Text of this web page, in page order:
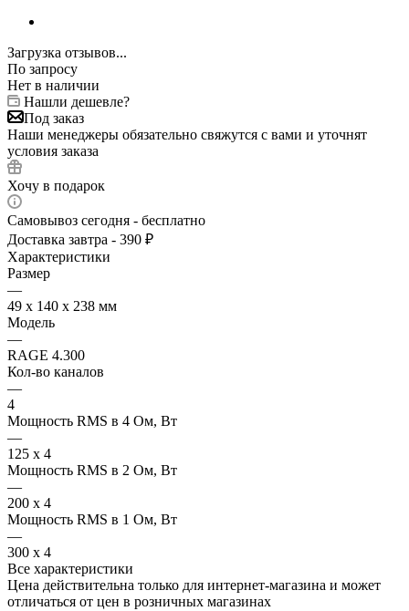
Загрузка отзывов...
По запросу
Нет в наличии
Нашли дешевле?
Под заказ
Наши менеджеры обязательно свяжутся с вами и уточнят
условия заказа
Хочу в подарок
Самовывоз сегодня - бесплатно
Доставка завтра - 390 ₽
Характеристики
Размер
—
49 х 140 х 238 мм
Модель
—
RAGE 4.300
Кол-во каналов
—
4
Мощность RMS в 4 Ом, Вт
—
125 x 4
Мощность RMS в 2 Ом, Вт
—
200 x 4
Мощность RMS в 1 Ом, Вт
—
300 x 4
Все характеристики
Цена действительна только для интернет-магазина и может
отличаться от цен в розничных магазинах